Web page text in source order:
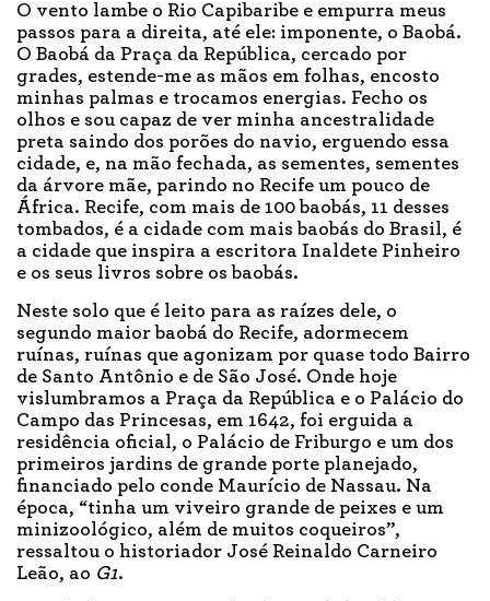
O vento lambe o Rio Capibaribe e empurra meus
passos para a direita, até ele: imponente, o Baobá.
O Baobá da Praça da República, cercado por
grades, estende-me as mãos em folhas, encosto
minhas palmas e trocamos energias. Fecho os
olhos e sou capaz de ver minha ancestralidade
preta saindo dos porões do navio, erguendo essa
cidade, e, na mão fechada, as sementes, sementes
da árvore mãe, parindo no Recife um pouco de
África. Recife, com mais de 100 baobás, 11 desses
tombados, é a cidade com mais baobás do Brasil, é
a cidade que inspira a escritora Inaldete Pinheiro
e os seus livros sobre os baobás.
Neste solo que é leito para as raízes dele, o
segundo maior baobá do Recife, adormecem
ruínas, ruínas que agonizam por quase todo Bairro
de Santo Antônio e de São José. Onde hoje
vislumbramos a Praça da República e o Palácio do
Campo das Princesas, em 1642, foi erguida a
residência oficial, o Palácio de Friburgo e um dos
primeiros jardins de grande porte planejado,
financiado pelo conde Maurício de Nassau. Na
época, “tinha um viveiro grande de peixes e um
minizoológico, além de muitos coqueiros”,
ressaltou o historiador José Reinaldo Carneiro
Leão, ao G1.